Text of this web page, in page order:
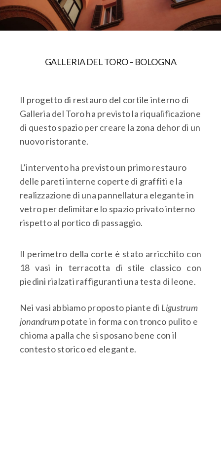
GALLERIA DEL TORO – BOLOGNA
Il progetto di restauro del cortile interno di
Galleria del Toro ha previsto la riqualificazione
di questo spazio per creare la zona dehor di un
nuovo ristorante.
L’intervento ha previsto un primo restauro
delle pareti interne coperte di graffiti e la
realizzazione di una pannellatura elegante in
vetro per delimitare lo spazio privato interno
rispetto al portico di passaggio.
Il perimetro della corte è stato arricchito con
18 vasi in terracotta di stile classico con
piedini rialzati raffiguranti una testa di leone.
Nei vasi abbiamo proposto piante di Ligustrum
jonandrumpotate in forma con tronco pulito e
chioma a palla che si sposano bene con il
contesto storico ed elegante.